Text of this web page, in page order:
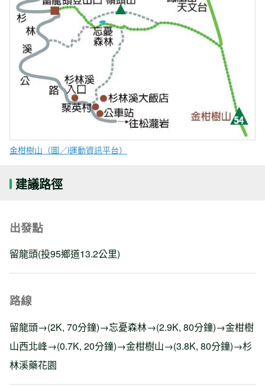
金柑樹山（圖／i運動資訊平台）
建議路徑
出發點
留龍頭(投95鄉道13.2公里)
路線
留龍頭→(2K, 70分鐘)→忘憂森林→(2.9K, 80分鐘)→金柑樹
山西北峰→(0.7K, 20分鐘)→金柑樹山→(3.8K, 80分鐘)→杉
林溪藥花園